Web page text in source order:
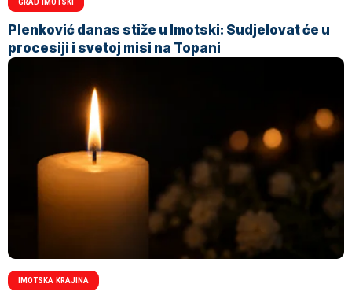
Plenković danas stiže u Imotski: Sudjelovat će u
procesiji i svetoj misi na Topani
IMOTSKA KRAJINA